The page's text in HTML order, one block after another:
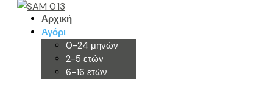
Αρχική
Αγόρι
0-24 μηνών
2-5 ετών
6-16 ετών